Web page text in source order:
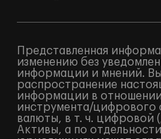
Представленная
изменению без
информации и мнений.
распространение
информации в
инструмента/цифрового
валюты, в т. ч. цифровой
Активы, а по